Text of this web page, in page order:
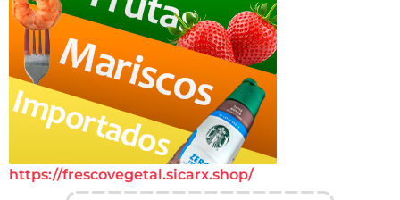
https://frescovegetal.sicarx.shop/